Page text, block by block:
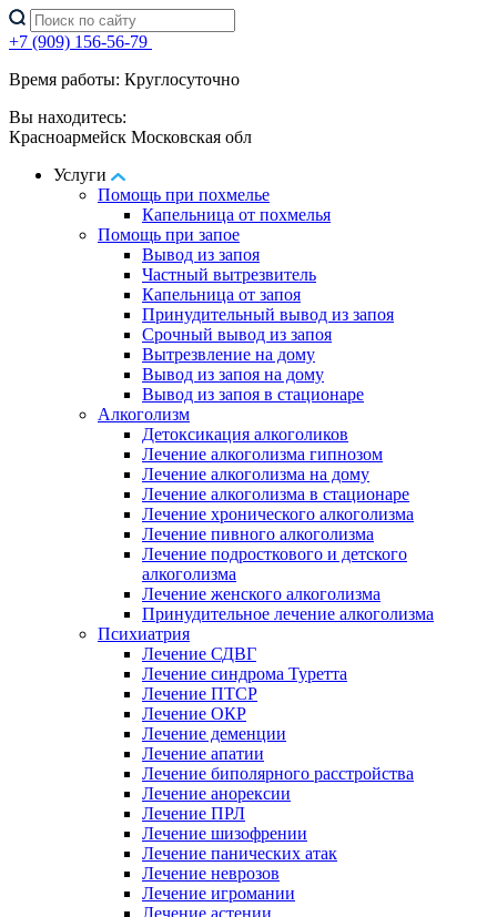
+7 (909) 156-56-79
Время работы: Круглосуточно
Вы находитесь:
Красноармейск Московская обл
Услуги
Помощь при похмелье
Капельница от похмелья
Помощь при запое
Вывод из запоя
Частный вытрезвитель
Капельница от запоя
Принудительный вывод из запоя
Срочный вывод из запоя
Вытрезвление на дому
Вывод из запоя на дому
Вывод из запоя в стационаре
Алкоголизм
Детоксикация алкоголиков
Лечение алкоголизма гипнозом
Лечение алкоголизма на дому
Лечение алкоголизма в стационаре
Лечение хронического алкоголизма
Лечение пивного алкоголизма
Лечение подросткового и детского
алкоголизма
Лечение женского алкоголизма
Принудительное лечение алкоголизма
Психиатрия
Лечение СДВГ
Лечение синдрома Туретта
Лечение ПТСР
Лечение ОКР
Лечение деменции
Лечение апатии
Лечение биполярного расстройства
Лечение анорексии
Лечение ПРЛ
Лечение шизофрении
Лечение панических атак
Лечение неврозов
Лечение игромании
Лечение астении